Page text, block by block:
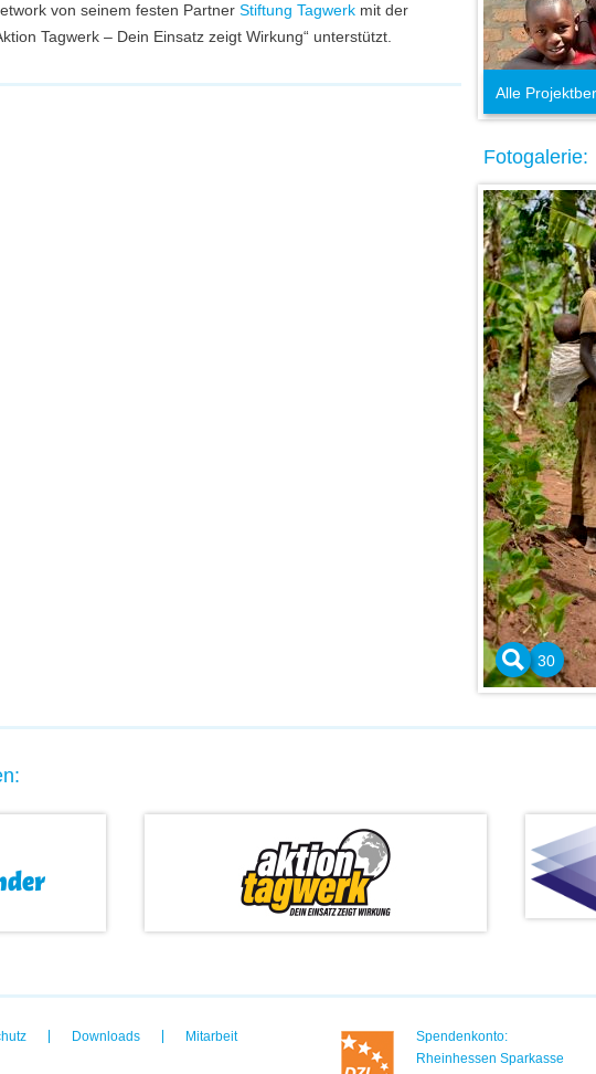
von seinem festen Partner Stiftung Tagwerk mit der
Tagwerk – Dein Einsatz zeigt Wirkung“ unterstützt.
Alle
Fotogalerie:
30
Downloads Mitarbeit
Spendenkonto:
Rheinhessen Sparkasse